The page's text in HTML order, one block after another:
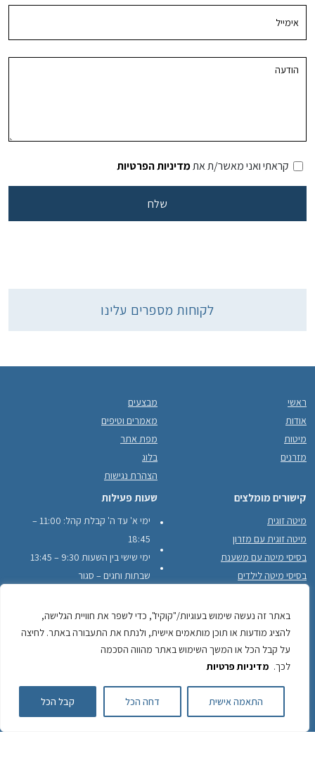
באתר זה נעשה שימוש בעוגיות/"קוקיז", כדי לשפר את חוויית הגלישה,
להציג מודעות או תוכן מותאמים אישית, ולנתח את התעבורה באתר. לחיצה
על קבל הכל או המשך השימוש באתר מהווה הסכמה
לכך. מדיניות פרטיות
התאמה אישית דחה הכל קבל הכל
קראתי ואני מאשר/ת אתמדיניות הפרטיות
לקוחות מספרים עלינו
ראשי
אודות
מיטות
מזרנים
מבצעים
מאמרים וטיפים
מפת אתר
בלוג
הצהרת נגישות
קישורים מומלצים
מיטה זוגית
מיטה זוגית עם מזרון
בסיסי מיטה עם משענת
בסיסי מיטה לילדים
לקוחות ממליצים
שעות פעילות
ימי א' עד ה' קבלת קהל: 11:00 –
18:45
ימי שישי בין השעות 9:30 – 13:45
שבתות וחגים – סגור
כתובתינו: יוחנן הסנדלר 22, כפר סבא לפרטים והזמנות:
050-743-2484